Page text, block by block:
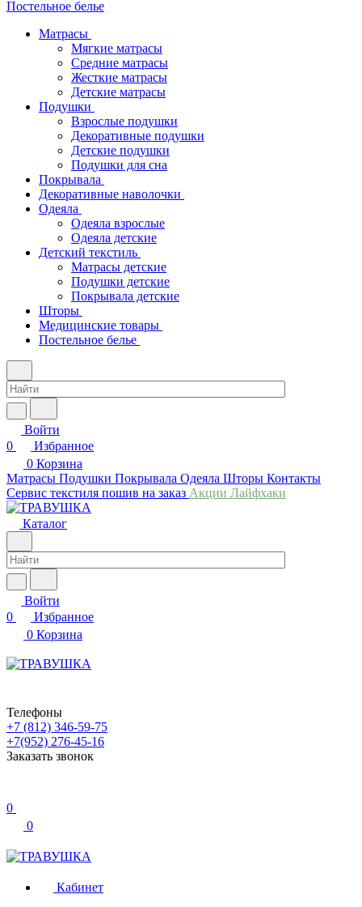
Постельное белье
Матрасы
Мягкие матрасы
Средние матрасы
Жесткие матрасы
Детские матрасы
Подушки
Взрослые подушки
Декоративные подушки
Детские подушки
Подушки для сна
Покрывала
Декоративные наволочки
Одеяла
Одеяла взрослые
Одеяла детские
Детский текстиль
Матрасы детские
Подушки детские
Покрывала детские
Шторы
Медицинские товары
Постельное белье
Войти
0
Избранное
0 Корзина
Матрасы Подушки Покрывала Одеяла Шторы Контакты
Сервис текстиля пошив на заказ Акции Лайфхаки
Каталог
Войти
0
Избранное
0 Корзина
Телефоны
+7 (812) 346-59-75
+7(952) 276-45-16
Заказать звонок
0
0
Кабинет